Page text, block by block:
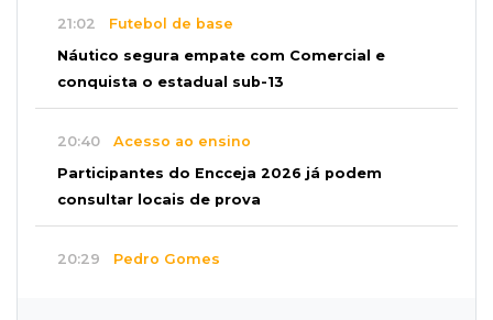
21:02 Futebol de base
Náutico segura empate com Comercial e
conquista o estadual sub-13
20:40 Acesso ao ensino
Participantes do Encceja 2026 já podem
consultar locais de prova
20:29 Pedro Gomes